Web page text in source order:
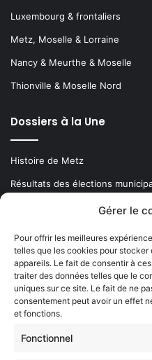
Gérer le
Pour offrir les meilleures
telles que les cookies pour
appareils. Le fait de consentir à
traiter des données telles que le
uniques sur ce site. Le fait de ne
consentement peut avoir un effet
et fonctions.
Fonctionnel
Luxembourg & frontaliers
Metz, Moselle & Lorraine
Nancy & Meurthe & Moselle
Thionville & Moselle Nord
Dossiers à la Une
Histoire de Metz
Résultats des élections
Newsletter gratuite
Choisissez :